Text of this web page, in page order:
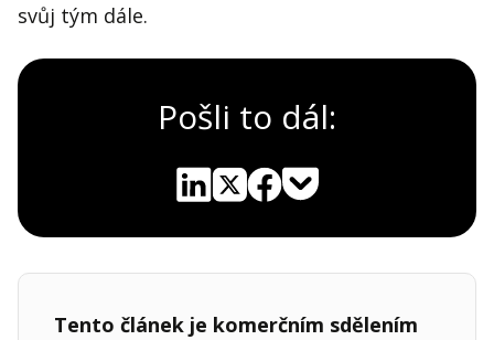
svůj tým dále.
Pošli to dál:
Tento článek je komerčním sdělením